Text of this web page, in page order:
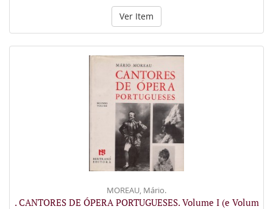
Ver Item
MOREAU, Mário.
. CANTORES DE ÓPERA PORTUGUESES. Volume I (e Volum